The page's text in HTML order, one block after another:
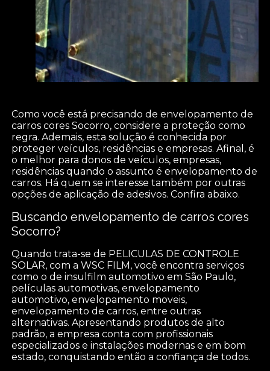
Como você está precisando de envelopamento de
carros cores Socorro, considere a proteção como
regra. Ademais, esta solução é conhecida por
proteger veículos, residências e empresas. Afinal, é
o melhor para donos de veículos, empresas,
residências quando o assunto é envelopamento de
carros. Há quem se interesse também por outras
opções de aplicação de adesivos. Confira abaixo.
Buscando envelopamento de carros cores
Socorro?
Quando trata-se de PELICULAS DE CONTROLE
SOLAR, com a WSC FILM, você encontra serviços
como o de insulfilm automotivo em São Paulo,
películas automotivas, envelopamento
automotivo, envelopamento moveis,
envelopamento de carros, entre outras
alternativas. Apresentando produtos de alto
padrão, a empresa conta com profissionais
especializados e instalações modernas e em bom
estado, conquistando então a confiança de todos.